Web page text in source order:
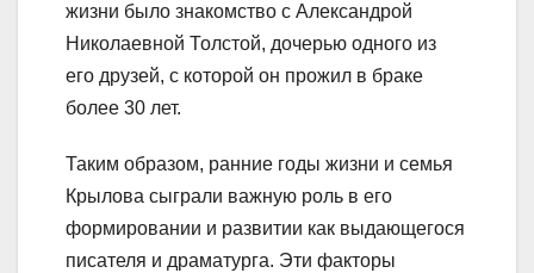
жизни было знакомство с Александрой
Николаевной Толстой, дочерью одного из
его друзей, с которой он прожил в браке
более 30 лет.
Таким образом, ранние годы жизни и семья
Крылова сыграли важную роль в его
формировании и развитии как выдающегося
писателя и драматурга. Эти факторы